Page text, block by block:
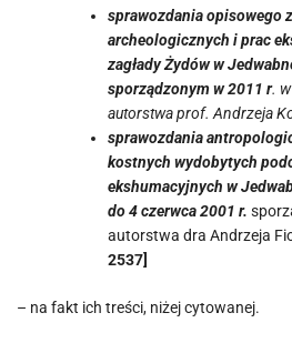
sprawozdania opisowego
archeologicznych i prac
zagłady Żydów w
sporządzonym w 2011 r.
autorstwa prof. Andrzeja
sprawozdania
kostnych wydobytych
ekshumacyjnych w
do 4 czerwca 2001 r.
autorstwa dra Andrzeja
2537]
– na fakt ich treści, niżej cytowanej.